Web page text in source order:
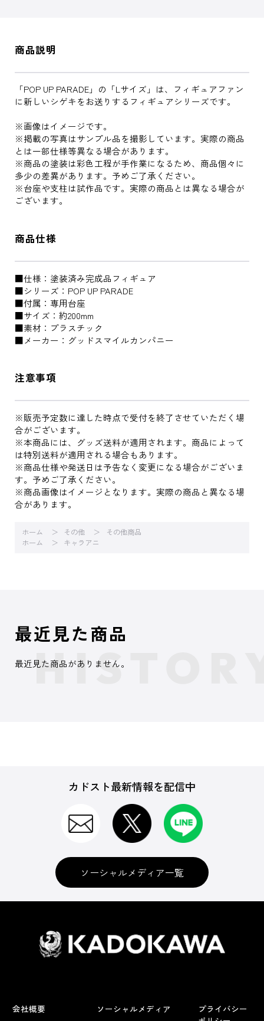
商品説明
「POP UP PARADE」の「Lサイズ」は、フィギュアファン
に新しいシゲキをお送りするフィギュアシリーズです。
※画像はイメージです。
※掲載の写真はサンプル品を撮影しています。実際の商品
とは一部仕様等異なる場合があります。
※商品の塗装は彩色工程が手作業になるため、商品個々に
多少の差異があります。予めご了承ください。
※台座や支柱は試作品です。実際の商品とは異なる場合が
ございます。
商品仕様
■仕様：塗装済み完成品フィギュア
■シリーズ：POP UP PARADE
■付属：専用台座
■サイズ：約200mm
■素材：プラスチック
■メーカー：グッドスマイルカンパニー
注意事項
※販売予定数に達した時点で受付を終了させていただく場
合がございます。
※本商品には、グッズ送料が適用されます。商品によって
は特別送料が適用される場合もあります。
※商品仕様や発送日は予告なく変更になる場合がございま
す。予めご了承ください。
※商品画像はイメージとなります。実際の商品と異なる場
合があります。
ホーム その他
その他商品
ホーム
キャラアニ
最近見た商品
最近見た商品がありません。
カドスト最新情報を配信中
ソーシャルメディア一覧
会社概要 ソーシャルメディア
プライバシー